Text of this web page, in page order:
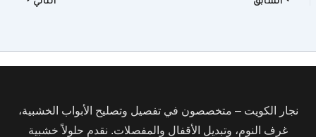
نجار الكويت – متخصصون في تفصيل وتصليح الأبواب الخشبية،
غرف النوم، وتبديل الأقفال والمفصلات. نقدم حلولاً خشبية